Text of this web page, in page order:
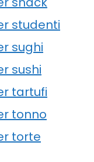
studenti
sughi
sushi
tartufi
tonno
torte